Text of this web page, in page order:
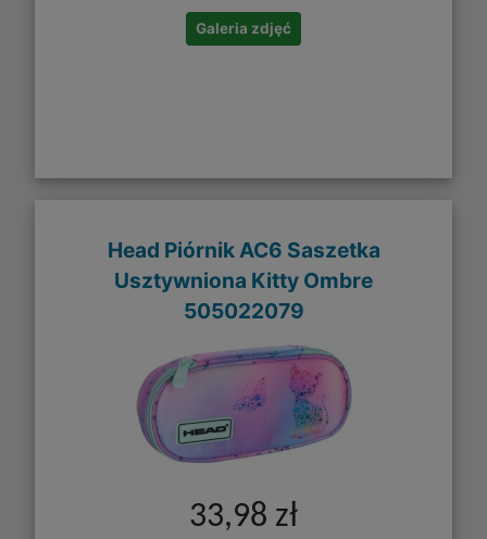
Galeria zdjęć
Head Piórnik AC6 Saszetka
Usztywniona Kitty Ombre
505022079
33,98 zł